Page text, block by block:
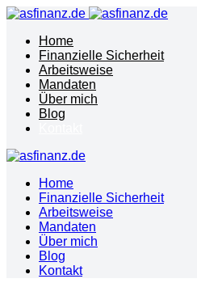
Home
Finanzielle Sicherheit
Arbeitsweise
Mandaten
Über mich
Blog
Home
Finanzielle Sicherheit
Arbeitsweise
Mandaten
Über mich
Blog
Kontakt